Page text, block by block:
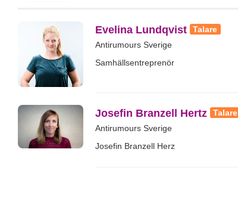
Evelina Lundqvist Talare
Antirumours Sverige
Samhällsentreprenör
Josefin Branzell Hertz Talare
Antirumours Sverige
Josefin Branzell Herz